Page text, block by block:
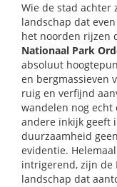
Wie de stad achter
landschap dat
het noorden rijzen
Nationaal Park
absoluut
en bergmassieven
ruig en verfijnd
wandelen nog echt
andere inkijk geeft
duurzaamheid
evidentie.
intrigerend, zijn de
landschap dat